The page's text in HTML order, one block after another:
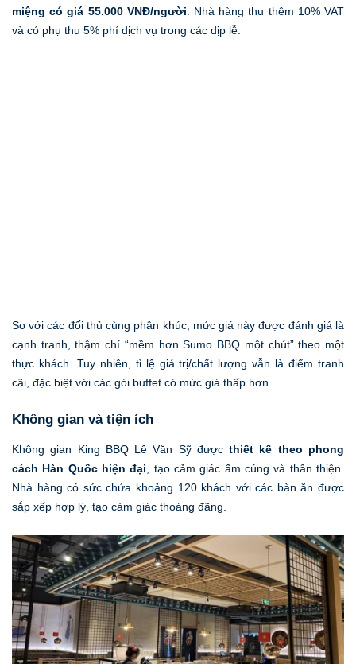
miệng có giá 55.000 VNĐ/người. Nhà hàng thu thêm 10% VAT
và có phụ thu 5% phí dịch vụ trong các dịp lễ.
So với các đối thủ cùng phân khúc, mức giá này được đánh giá là
cạnh tranh, thậm chí “mềm hơn Sumo BBQ một chút” theo một
thực khách. Tuy nhiên, tỉ lệ giá trị/chất lượng vẫn là điểm tranh
cãi, đặc biệt với các gói buffet có mức giá thấp hơn.
Không gian và tiện ích
Không gian King BBQ Lê Văn Sỹ đượcthiết kế theo phong
cách Hàn Quốc hiện đại , tạo cảm giác ấm cúng và thân thiện.
Nhà hàng có sức chứa khoảng 120 khách với các bàn ăn được
sắp xếp hợp lý, tạo cảm giác thoáng đãng.